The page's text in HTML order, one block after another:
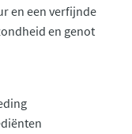
en een verfijnde
en genot